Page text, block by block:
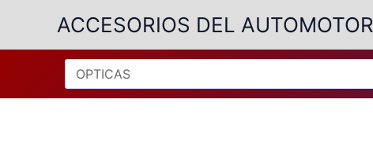
contenido
ACCESORIOS DEL AUTOMOTOR